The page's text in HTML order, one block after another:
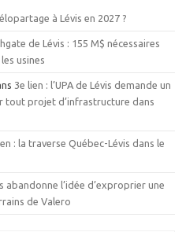
à Lévis en 2027 ?
de Lévis : 155 M$ nécessaires
usines
3e lien : l’UPA de Lévis demande un
tout projet d’infrastructure dans
: la traverse Québec-Lévis dans le
abandonne l’idée d’exproprier une
de Valero